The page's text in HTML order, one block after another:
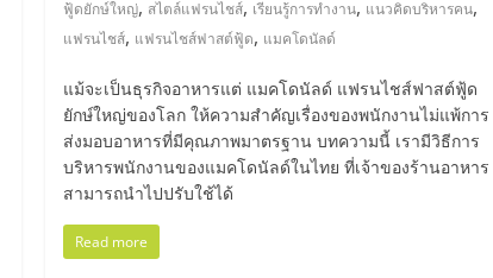
ฟู้ดยักษ์ใหญ่, สไตล์แฟรนไชส์, เรียนรู้การทำงาน, แนวคิดบริหารคน,
แฟรนไชส์, แฟรนไชส์ฟาสต์ฟู้ด, แมคโดนัลด์
แม้จะเป็นธุรกิจอาหารแต่ แมคโดนัลด์ แฟรนไชส์ฟาสต์ฟู้ด
ยักษ์ใหญ่ของโลก ให้ความสำคัญเรื่องของพนักงานไม่แพ้การ
ส่งมอบอาหารที่มีคุณภาพมาตรฐาน บทความนี้ เรามีวิธีการ
บริหารพนักงานของแมคโดนัลด์ในไทย ที่เจ้าของร้านอาหาร
สามารถนำไปปรับใช้ได้
Read more